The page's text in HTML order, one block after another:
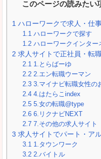
このページの読みたい
1 ハローワークで求人・仕
1.1 ハローワークで探す
1.2 ハローワークインター
2 求人サイトで正社員・転
2.1 1.とらばーゆ
2.2 2.エン転職ウーマン
2.3 3.マイナビ転職女性の
2.4 4.はたらこindex
2.5 5.女の転職@type
2.6 6.リクナビNEXT
2.7 7.その他の求人サイト
3 求人サイトでパート・ア
3.1 1.タウンワーク
3.2 2.バイトル